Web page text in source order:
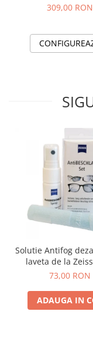
309,00 RON
Solutie Antifog
laveta de la
COMPLET
73,00 RON
ADAUGA IN